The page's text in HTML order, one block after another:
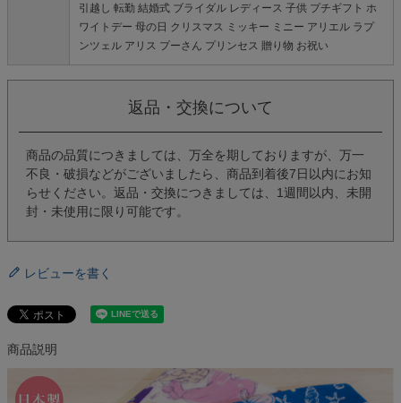
引越し 転勤 結婚式 ブライダル レディース 子供 プチギフト ホ
ワイトデー 母の日 クリスマス ミッキー ミニー アリエル ラプ
ンツェル アリス プーさん プリンセス 贈り物 お祝い
返品・交換について
商品の品質につきましては、万全を期しておりますが、万一
不良・破損などがございましたら、商品到着後7日以内にお知
らせください。返品・交換につきましては、1週間以内、未開
封・未使用に限り可能です。
レビューを書く
商品説明